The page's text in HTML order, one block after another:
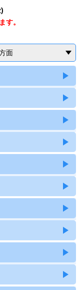
す。
面